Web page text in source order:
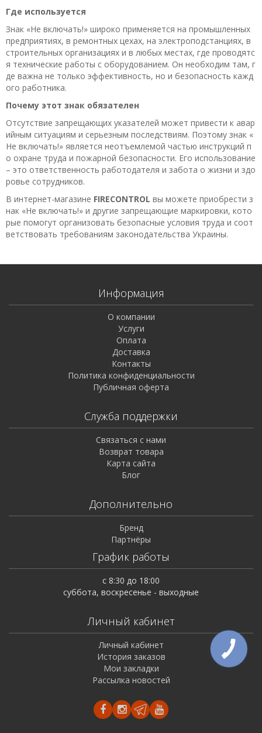
Где используется
Знак «Не включать!» широко применяется на промышленных
предприятиях, в ремонтных цехах, на электроподстанциях, в
строительных организациях и в любых местах, где проводятс
я технические работы с оборудованием. Он необходим там, г
де важна не только эффективность, но и безопасность кажд
ого работника.
Почему этот знак обязателен
Отсутствие запрещающих указателей может привести к авар
ийным ситуациям и серьезным последствиям. Поэтому знак «
Не включать!» является неотъемлемой частью инструкций п
о охране труда и пожарной безопасности. Его использование
– это ответственность работодателя и забота о жизни и здо
ровье сотрудников.
В интернет-магазине FIRECONTROL вы можете приобрести з
нак «Не включать!» и другие запрещающие маркировки, кото
рые помогут организовать безопасные условия труда и соот
ветствовать требованиям законодательства Украины.
Информация
О компании
Услуги
Оплата
Доставка
Контакты
Политика конфиденциальности
Публичная оферта
Служба поддержки
Связаться с нами
Возврат товара
Карта сайта
Блог
Дополнительно
Бренд
Партнёры
График работы
с 8:30 до 18:00
суббота, воскресенье - выходные
Личный кабинет
Личный кабинет
История заказов
Мои закладки
Рассылка новостей